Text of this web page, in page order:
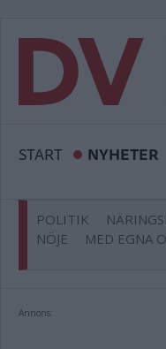
START NYHETER
POLITIK
NÖJE
MED EGNA
Annons: